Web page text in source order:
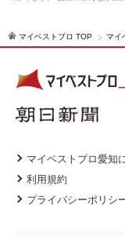
マイベストプロ TOP マイ
マイベストプロ愛知
利用規約
プライバシーポリシ